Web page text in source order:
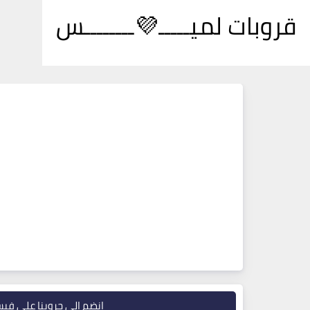
قروبات لميـــــ💜ــــــــس
انضم إلى جروبنا على